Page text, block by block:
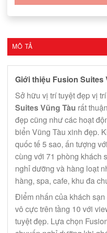
MÔ TẢ
Giới thiệu Fusion Suites
Sở hữu vị trí tuyệt đẹp vị
Suites Vũng Tàu rất
đẹp cũng như các hoạt
biển Vũng Tàu xinh đẹp.
quốc tế 5 sao, ấn tượng
cùng với 71 phòng khách
nghỉ dưỡng và hàng loạt
hàng, spa, cafe, khu đa
Điểm nhấn của khách
vô cực trên tầng 10 với
tuyệt đẹp. Lựa chọn